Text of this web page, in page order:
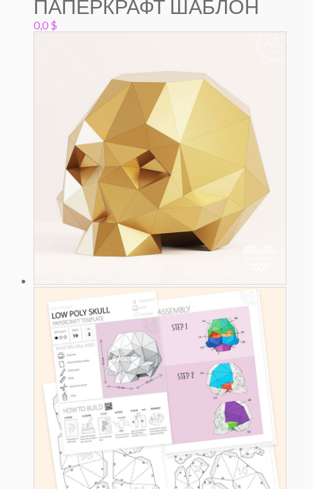
ПАПЕРКРАФТ ШАБЛОН
0,0 $